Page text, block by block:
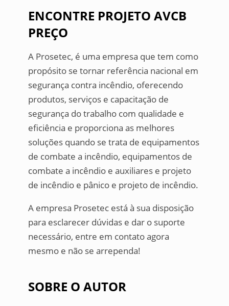
ENCONTRE PROJETO AVCB
PREÇO
A Prosetec, é uma empresa que tem como
propósito se tornar referência nacional em
segurança contra incêndio, oferecendo
produtos, serviços e capacitação de
segurança do trabalho com qualidade e
eficiência e proporciona as melhores
soluções quando se trata de equipamentos
de combate a incêndio, equipamentos de
combate a incêndio e auxiliares e projeto
de incêndio e pânico e projeto de incêndio.
A empresa Prosetec está à sua disposição
para esclarecer dúvidas e dar o suporte
necessário, entre em contato agora
mesmo e não se arrependa!
SOBRE O AUTOR